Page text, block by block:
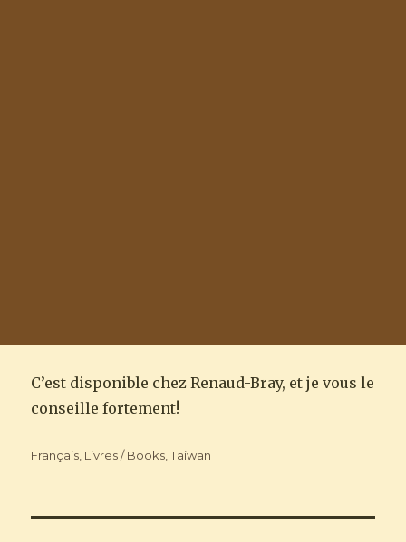
C’est disponible chez Renaud-Bray, et je vous le
conseille fortement!
Categories
Français Livres / Books ,Taiwan